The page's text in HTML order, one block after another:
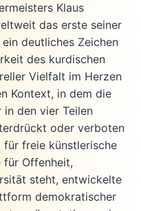
Klaus
das erste seiner
deutliches Zeichen
des kurdischen
Vielfalt im Herzen
Kontext, in dem die
in den vier Teilen
oder verboten
für freie künstlerische
für Offenheit,
steht, entwickelte
demokratischer